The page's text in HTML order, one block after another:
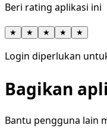
Beri rating aplikasi ini
★ ★ ★ ★ ★
Login diperlukan
Bagikan
Bantu pengguna lain